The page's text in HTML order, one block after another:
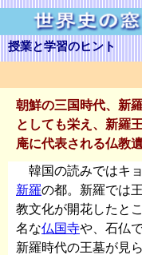
授業と学習のヒント
朝鮮の三国時代、新
としても栄え、新羅
庵に代表される仏教
韓国の読みではキ
新羅の都。新羅では
教文化が開花したと
名な仏国寺や、石仏
新羅時代の王墓が